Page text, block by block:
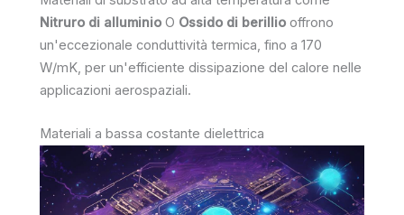
Nitruro di alluminio O Ossido di berillio offrono
un'eccezionale conduttività termica, fino a 170
W/mK, per un'efficiente dissipazione del calore nelle
applicazioni aerospaziali.
Materiali a bassa costante dielettrica